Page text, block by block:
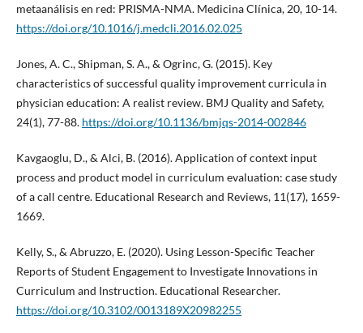
metaanálisis en red: PRISMA-NMA. Medicina Clínica, 20, 10-14.
https://doi.org/10.1016/j.medcli.2016.02.025
Jones, A. C., Shipman, S. A., & Ogrinc, G. (2015). Key
characteristics of successful quality improvement curricula in
physician education: A realist review. BMJ Quality and Safety,
24(1), 77-88. https://doi.org/10.1136/bmjqs-2014-002846
Kavgaoglu, D., & Alci, B. (2016). Application of context input
process and product model in curriculum evaluation: case study
of a call centre. Educational Research and Reviews, 11(17), 1659-
1669.
Kelly, S., & Abruzzo, E. (2020). Using Lesson-Specific Teacher
Reports of Student Engagement to Investigate Innovations in
Curriculum and Instruction. Educational Researcher.
https://doi.org/10.3102/0013189X20982255